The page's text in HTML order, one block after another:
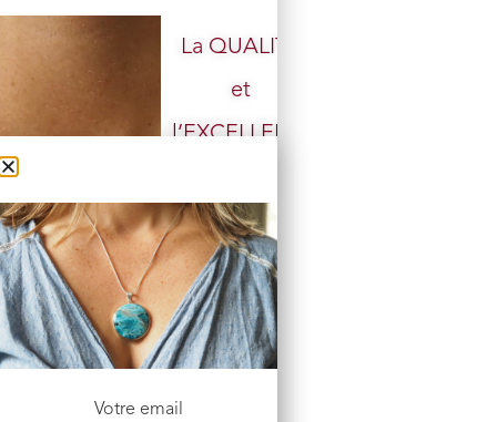
Bracelet Agathe mousse
2 en stock
19,00€ 11,00€
Ajouter au panier
La QUALITÉ
et
l’EXCELLENCE
accessibles.
BOUTIQUE
Nos PRIX ont
CHANGÉ,
Votre email